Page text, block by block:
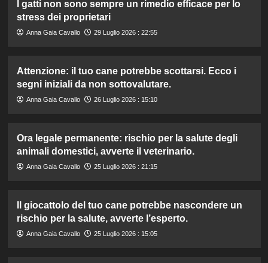
I gatti non sono sempre un rimedio efficace per lo
stress dei proprietari
Anna Gaia Cavallo 29 Luglio 2026 : 22:55
Attenzione: il tuo cane potrebbe scottarsi. Ecco i
segni iniziali da non sottovalutare.
Anna Gaia Cavallo 26 Luglio 2026 : 15:10
Ora legale permanente: rischio per la salute degli
animali domestici, avverte il veterinario.
Anna Gaia Cavallo 25 Luglio 2026 : 21:15
Il giocattolo del tuo cane potrebbe nascondere un
rischio per la salute, avverte l’esperto.
Anna Gaia Cavallo 25 Luglio 2026 : 15:05